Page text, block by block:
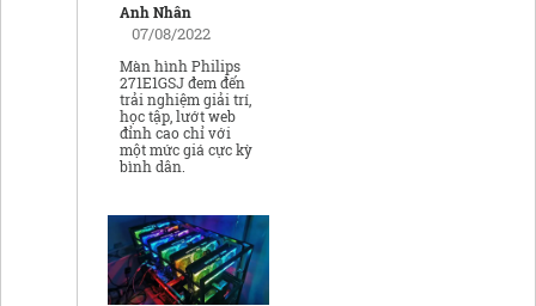
Anh Nhân
07/08/2022
Màn hình Philips
271E1GSJ đem đến
trải nghiệm giải trí,
học tập, lướt web
đỉnh cao chỉ với
một mức giá cực kỳ
bình dân.